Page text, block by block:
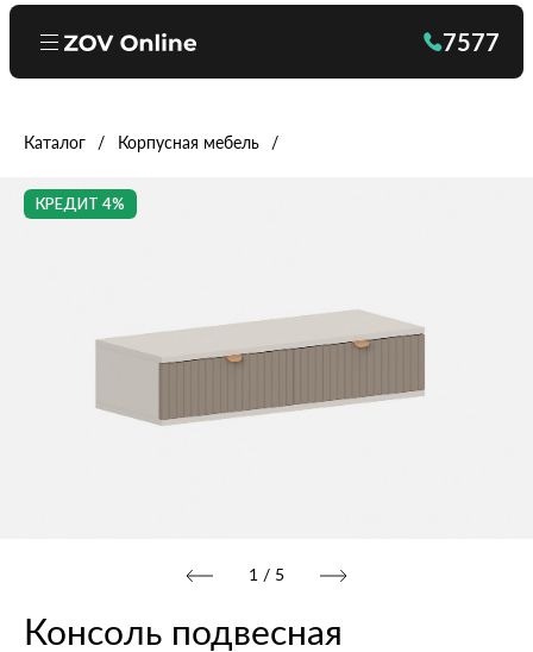
7577
Каталог Корпусная мебель
КРЕДИТ 4%
1 / 5
Консоль подвесная